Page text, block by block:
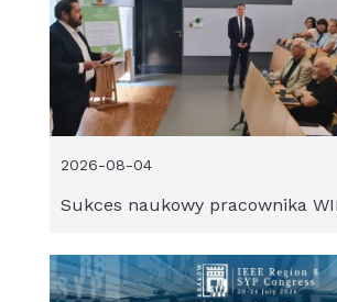
Sukces naukowy pracownika
2026-08-04